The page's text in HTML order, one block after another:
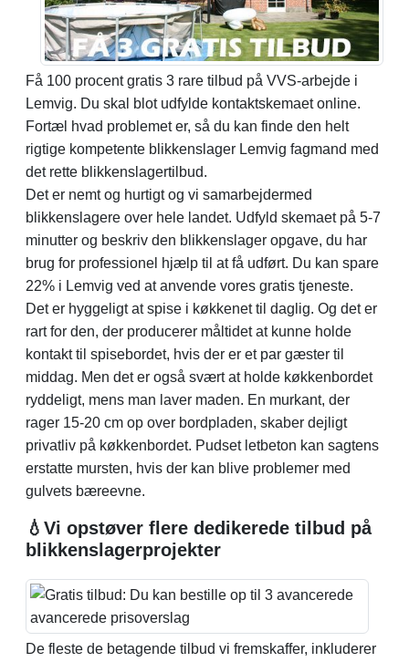
Få 100 procent gratis 3 rare tilbud på VVS-arbejde i
Lemvig. Du skal blot udfylde kontaktskemaet online.
Fortæl hvad problemet er, så du kan finde den helt
rigtige kompetente blikkenslager Lemvig fagmand med
det rette blikkenslagertilbud.
Det er nemt og hurtigt og vi samarbejdermed
blikkenslagere over hele landet. Udfyld skemaet på 5-7
minutter og beskriv den blikkenslager opgave, du har
brug for professionel hjælp til at få udført. Du kan spare
22% i Lemvig ved at anvende vores gratis tjeneste.
Det er hyggeligt at spise i køkkenet til daglig. Og det er
rart for den, der producerer måltidet at kunne holde
kontakt til spisebordet, hvis der er et par gæster til
middag. Men det er også svært at holde køkkenbordet
ryddeligt, mens man laver maden. En murkant, der
rager 15-20 cm op over bordpladen, skaber dejligt
privatliv på køkkenbordet. Pudset letbeton kan sagtens
erstatte mursten, hvis der kan blive problemer med
gulvets bæreevne.
💧Vi opstøver flere dedikerede tilbud på
blikkenslagerprojekter
De fleste de betagende tilbud vi fremskaffer, inkluderer